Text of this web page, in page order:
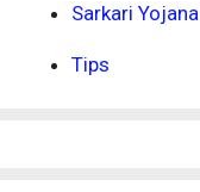
Sarkari Yojana
Tips